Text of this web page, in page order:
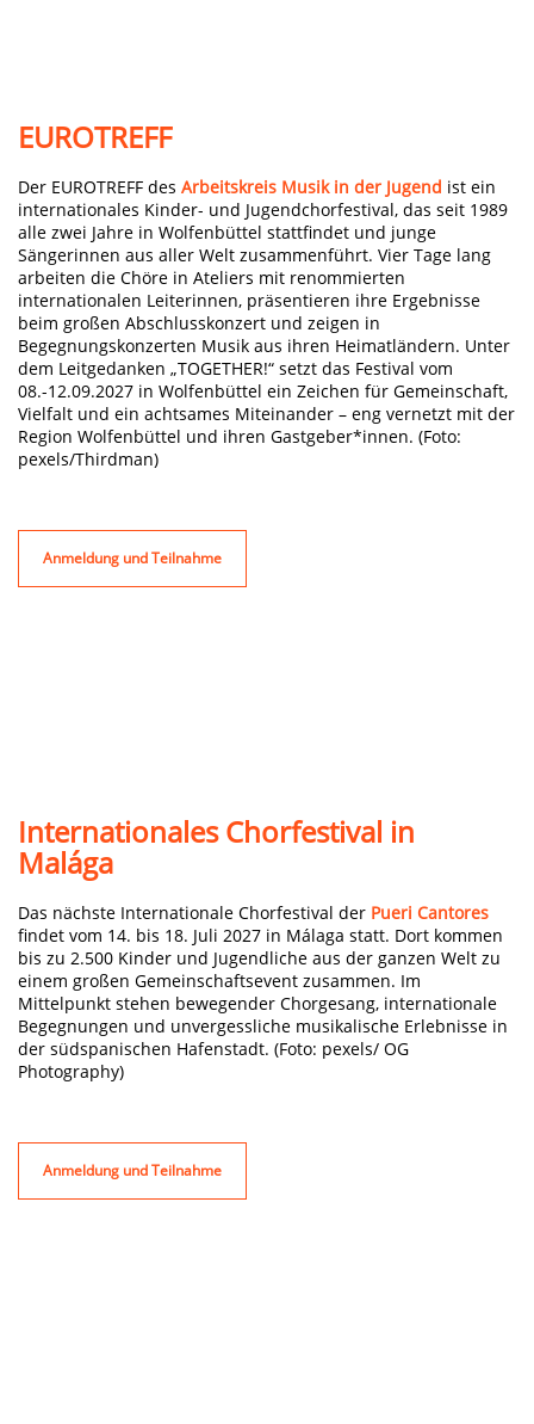
EUROTREFF
Der EUROTREFF des Arbeitskreis Musik in der Jugend ist ein
internationales Kinder- und Jugendchorfestival, das seit 1989
alle zwei Jahre in Wolfenbüttel stattfindet und junge
Sängerinnen aus aller Welt zusammenführt. Vier Tage lang
arbeiten die Chöre in Ateliers mit renommierten
internationalen Leiterinnen, präsentieren ihre Ergebnisse
beim großen Abschlusskonzert und zeigen in
Begegnungskonzerten Musik aus ihren Heimatländern. Unter
dem Leitgedanken „TOGETHER!“ setzt das Festival vom
08.-12.09.2027 in Wolfenbüttel ein Zeichen für Gemeinschaft,
Vielfalt und ein achtsames Miteinander – eng vernetzt mit der
Region Wolfenbüttel und ihren Gastgeber*innen. (Foto:
pexels/Thirdman)
Anmeldung und Teilnahme
Internationales Chorfestival in
Malága
Das nächste Internationale Chorfestival der Pueri Cantores
findet vom 14. bis 18. Juli 2027 in Málaga statt. Dort kommen
bis zu 2.500 Kinder und Jugendliche aus der ganzen Welt zu
einem großen Gemeinschaftsevent zusammen. Im
Mittelpunkt stehen bewegender Chorgesang, internationale
Begegnungen und unvergessliche musikalische Erlebnisse in
der südspanischen Hafenstadt. (Foto: pexels/ OG
Photography)
Anmeldung und Teilnahme